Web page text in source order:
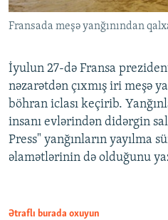
Fransada meşə yanğınından
İyulun 27-də Fransa
nəzarətdən çıxmış iri meşə
böhran iclası keçirib.
insanı evlərindən didərgin
Press" yanğınların yayılma
əlamətlərinin də olduğunu
Ətraflı burada oxuyun